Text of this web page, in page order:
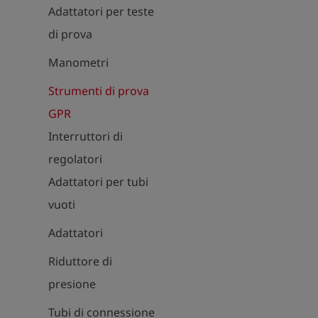
Adattatori per teste
di prova
Manometri
Strumenti di prova
GPR
Interruttori di
regolatori
Adattatori per tubi
vuoti
Adattatori
Riduttore di
presione
Tubi di connessione